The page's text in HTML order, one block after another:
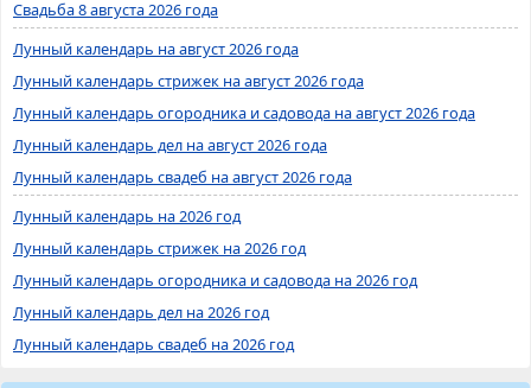
Свадьба 8 августа 2026 года
Лунный календарь на август 2026 года
Лунный календарь стрижек на август 2026 года
Лунный календарь огородника и садовода на август 2026 года
Лунный календарь дел на август 2026 года
Лунный календарь свадеб на август 2026 года
Лунный календарь на 2026 год
Лунный календарь стрижек на 2026 год
Лунный календарь огородника и садовода на 2026 год
Лунный календарь дел на 2026 год
Лунный календарь свадеб на 2026 год